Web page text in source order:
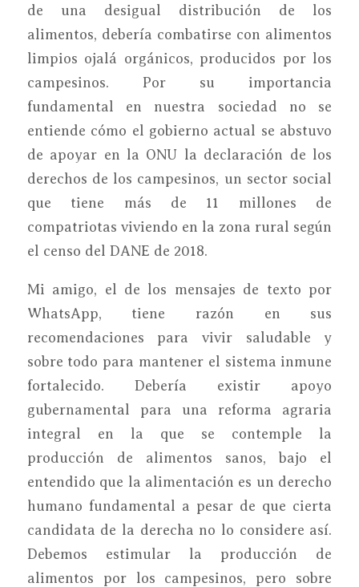
de una desigual distribución de los
alimentos, debería combatirse con alimentos
limpios ojalá orgánicos, producidos por los
campesinos. Por su importancia
fundamental en nuestra sociedad no se
entiende cómo el gobierno actual se abstuvo
de apoyar en la ONU la declaración de los
derechos de los campesinos, un sector social
que tiene más de 11 millones de
compatriotas viviendo en la zona rural según
el censo del DANE de 2018.
Mi amigo, el de los mensajes de texto por
WhatsApp, tiene razón en sus
recomendaciones para vivir saludable y
sobre todo para mantener el sistema inmune
fortalecido. Debería existir apoyo
gubernamental para una reforma agraria
integral en la que se contemple la
producción de alimentos sanos, bajo el
entendido que la alimentación es un derecho
humano fundamental a pesar de que cierta
candidata de la derecha no lo considere así.
Debemos estimular la producción de
alimentos por los campesinos, pero sobre